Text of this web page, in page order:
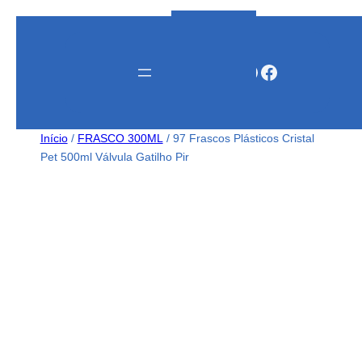
Facebook
Início/ FRASCO 300ML / 97 Frascos Plásticos Cristal
Pet 500ml Válvula Gatilho Pir